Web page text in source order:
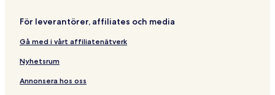
S
a
För leverantörer, affiliates och media
Gå med i vårt affiliatenätverk
Nyhetsrum
Annonsera hos oss